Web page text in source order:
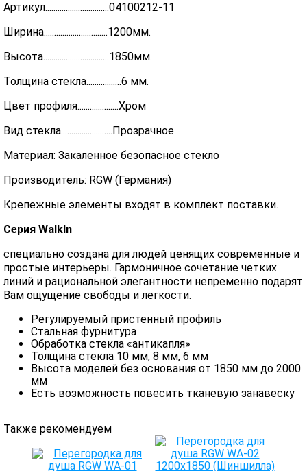
Артикул...............................04100212-11
Ширина...............................1200мм.
Высота................................1850мм.
Толщина стекла.................6 мм.
Цвет профиля....................Хром
Вид стекла.........................Прозрачное
Материал: Закаленное безопасное стекло
Производитель: RGW (Германия)
Крепежные элементы входят в комплект поставки.
Серия WalkIn
специально создана для людей ценящих современные и
простые интерьеры. Гармоничное сочетание четких
линий и рациональной элегантности непременно подарят
Вам ощущение свободы и легкости.
Регулируемый пристенный профиль
Стальная фурнитура
Обработка стекла «антикапля»
Толщина стекла 10 мм, 8 мм, 6 мм
Высота моделей без основания от 1850 мм до 2000
мм
Есть возможность повесить тканевую занавеску
Также рекомендуем